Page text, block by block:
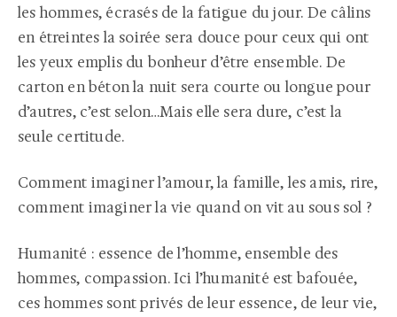
les hommes, écrasés de la fatigue du jour. De câlins
en étreintes la soirée sera douce pour ceux qui ont
les yeux emplis du bonheur d’être ensemble. De
carton en béton la nuit sera courte ou longue pour
d’autres, c’est selon…Mais elle sera dure, c’est la
seule certitude.
Comment imaginer l’amour, la famille, les amis, rire,
comment imaginer la vie quand on vit au sous sol ?
Humanité : essence de l’homme, ensemble des
hommes, compassion. Ici l’humanité est bafouée,
ces hommes sont privés de leur essence, de leur vie,